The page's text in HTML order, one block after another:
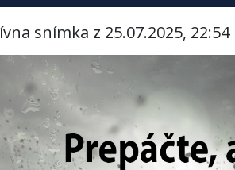
snímka z 25.07.2025, 22:54